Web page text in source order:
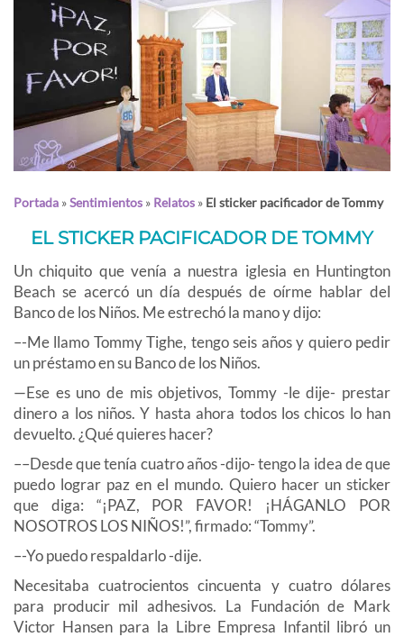
Portada »Sentimientos » Relatos » El sticker pacificador de Tommy
EL STICKER PACIFICADOR DE TOMMY
Un chiquito que venía a nuestra iglesia en Huntington
Beach se acercó un día después de oírme hablar del
Banco de los Niños. Me estrechó la mano y dijo:
–-Me llamo Tommy Tighe, tengo seis años y quiero pedir
un préstamo en su Banco de los Niños.
—Ese es uno de mis objetivos, Tommy -le dije- prestar
dinero a los niños. Y hasta ahora todos los chicos lo han
devuelto. ¿Qué quieres hacer?
––Desde que tenía cuatro años -dijo- tengo la idea de que
puedo lograr paz en el mundo. Quiero hacer un sticker
que diga: “¡PAZ, POR FAVOR! ¡HÁGANLO POR
NOSOTROS LOS NIÑOS!”, firmado: “Tommy”.
–-Yo puedo respaldarlo -dije.
Necesitaba cuatrocientos cincuenta y cuatro dólares
para producir mil adhesivos. La Fundación de Mark
Victor Hansen para la Libre Empresa Infantil libró un